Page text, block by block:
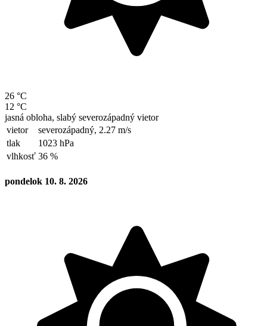
26 °C
12 °C
jasná obloha, slabý severozápadný vietor
vietor
severozápadný, 2.27 m/s
tlak
1023 hPa
vlhkosť 36 %
pondelok 10. 8. 2026